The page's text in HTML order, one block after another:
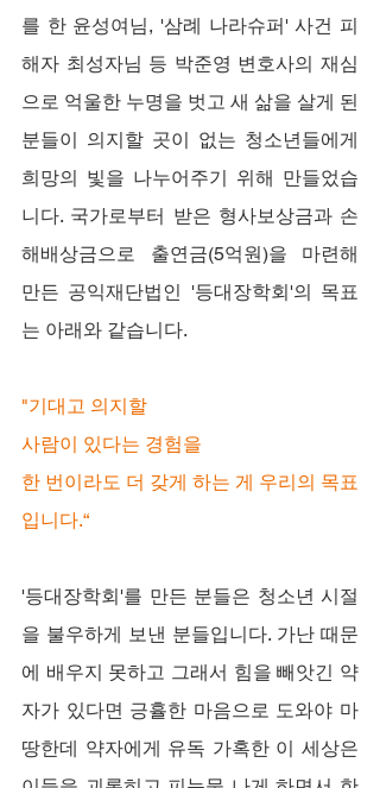
를 한 윤성여님, '삼례 나라슈퍼' 사건 피
해자 최성자님 등 박준영 변호사의 재심
으로 억울한 누명을 벗고 새 삶을 살게 된
분들이 의지할 곳이 없는 청소년들에게
희망의 빛을 나누어주기 위해 만들었습
니다. 국가로부터 받은 형사보상금과 손
해배상금으로 출연금(5억원)을 마련해
만든 공익재단법인 '등대장학회'의 목표
는 아래와 같습니다.
"기대고 의지할
사람이 있다는 경험을
한 번이라도 더 갖게 하는 게 우리의 목표
입니다.“
'등대장학회'를 만든 분들은 청소년 시절
을 불우하게 보낸 분들입니다. 가난 때문
에 배우지 못하고 그래서 힘을 빼앗긴 약
자가 있다면 긍휼한 마음으로 도와야 마
땅한데 약자에게 유독 가혹한 이 세상은